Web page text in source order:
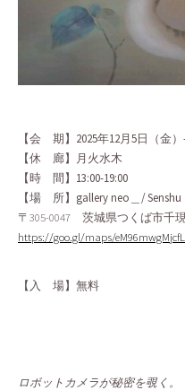
【会 期】2025年12月5日（金）
【休 廊】月火水木
【時 間】 13:00-19:00
【場 所】gallery neo＿/ Senshu
〒305-0047 茨城県つくば市千
https://goo.gl/maps/
【入 場】無料
ロボットカメラが秘密を覗く。